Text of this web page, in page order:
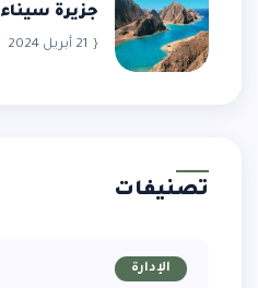
جزيرة سيناء
21 أبريل 2024
تصنيفات
الإدارة